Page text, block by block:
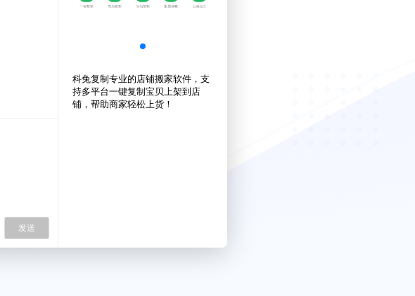
发送
科兔复制专业的店铺搬家软件，支
持多平台一键复制宝贝上架到店
铺，帮助商家轻松上货！